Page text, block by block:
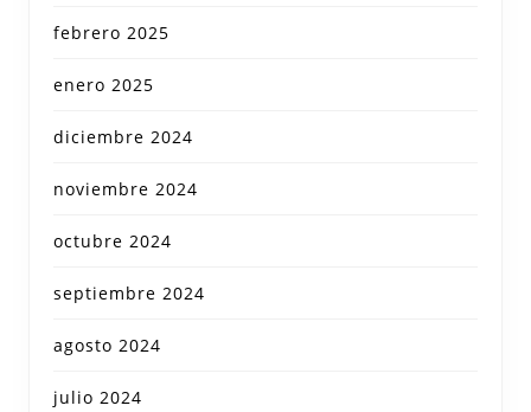
febrero 2025
enero 2025
diciembre 2024
noviembre 2024
octubre 2024
septiembre 2024
agosto 2024
julio 2024